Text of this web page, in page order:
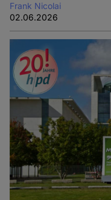
Frank Nicolai
02.06.2026